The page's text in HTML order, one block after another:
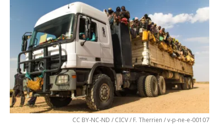
CC BY-NC-ND / CICV / F. Therrien / v-p-ne-e-00107